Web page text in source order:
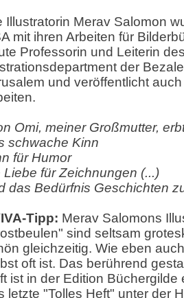
Illustratorin Merav Salomon
mit ihren Arbeiten für
Professorin und Leiterin
der
und veröffentlicht
Omi, meiner Großmutter,
schwache Kinn
für Humor
Liebe für Zeichnungen (...)
das Bedürfnis Geschichten
Tipp: Merav Salomons
sind seltsam
gleichzeitig. Wie eben
oft ist. Das berührend
ist in der Edition Büchergilde
letzte "Tolles Heft" unter der